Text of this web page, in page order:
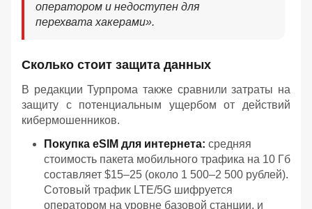
оператором и недоступен для
перехвата хакерами».
Сколько стоит защита данных
В редакции Турпрома также сравнили затраты на
защиту с потенциальным ущербом от действий
кибермошенников.
Покупка eSIM для интернета: средняя
стоимость пакета мобильного трафика на 10 Гб
составляет $15–25 (около 1 500–2 500 рублей).
Сотовый трафик LTE/5G шифруется
оператором на уровне базовой станции, и